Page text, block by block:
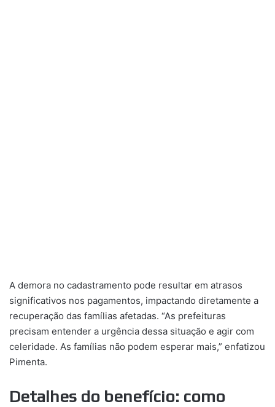
A demora no cadastramento pode resultar em atrasos
significativos nos pagamentos, impactando diretamente a
recuperação das famílias afetadas. “As prefeituras
precisam entender a urgência dessa situação e agir com
celeridade. As famílias não podem esperar mais,” enfatizou
Pimenta.
Detalhes do benefício: como